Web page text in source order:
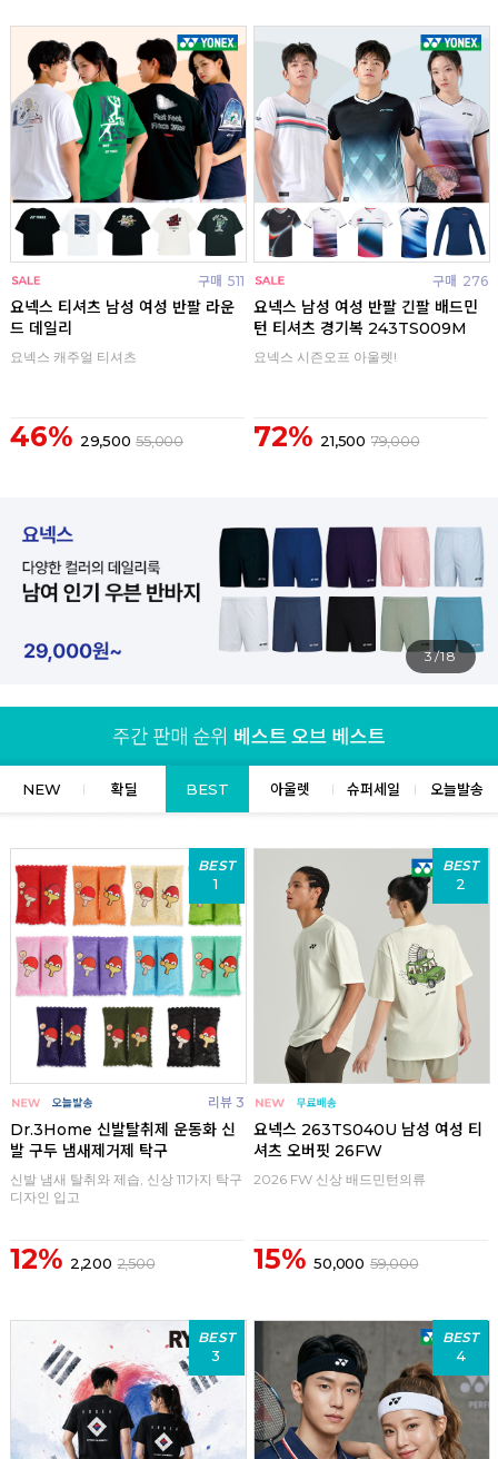
구매 511
요넥스 티셔츠 남성 여성 반팔 라운
드 데일리
요넥스 캐주얼 티셔츠
46% 29,500 55,000
구매 276
요넥스 남성 여성 반팔 긴팔 배드민
턴 티셔츠 경기복 243TS009M
요넥스 시즌오프 아울렛!
72% 21,500 79,000
4/18
NEW 확딜 BEST 아울렛 슈퍼세일 오늘발송
BEST
1
리뷰 3
Dr.3Home 신발탈취제 운동화 신
발 구두 냄새제거제 탁구
신발 냄새 탈취와 제습, 신상 11가지 탁구
디자인 입고
12% 2,200 2,500
BEST
2
요넥스 263TS040U 남성 여성 티
셔츠 오버핏 26FW
2026 FW 신상 배드민턴의류
15% 50,000 59,000
BEST
3
BEST
4